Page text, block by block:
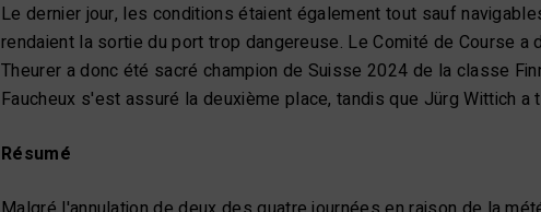
Le dernier jour, les conditions étaient également tout sauf
rendaient la sortie du port trop dangereuse. Le Comité de Course
Theurer a donc été sacré champion de Suisse 2024 de la classe
Faucheux s'est assuré la deuxième place, tandis que Jürg Wittich
Résumé